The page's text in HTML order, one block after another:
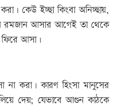
কেউ ইচ্ছা কিংবা অনিচ্ছায়,
রমজান আসার আগেই তা থেকে
আসা।
না করা। কারণ হিংসা মানুসের
দেয়; যেভাবে আগুন কাঠকে